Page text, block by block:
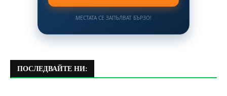
МЕСТАТА СЕ ЗАПЪЛВАТ БЪРЗО!
ПОСЛЕДВАЙТЕ НИ: